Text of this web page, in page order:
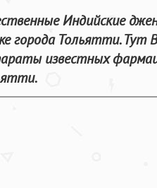
Индийские
города Тольятти.
известных